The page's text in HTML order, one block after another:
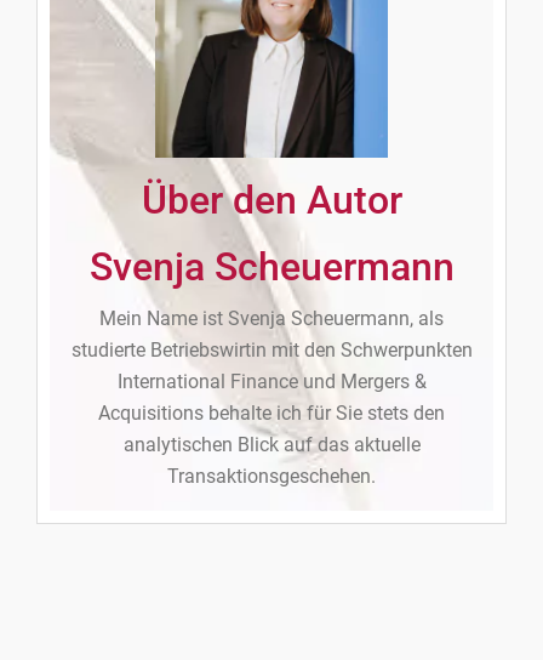
Über den Autor
Svenja Scheuermann
Mein Name ist Svenja Scheuermann, als
studierte Betriebswirtin mit den Schwerpunkten
International Finance und Mergers &
Acquisitions behalte ich für Sie stets den
analytischen Blick auf das aktuelle
Transaktionsgeschehen.